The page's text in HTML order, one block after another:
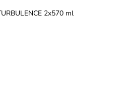
2x570 ml